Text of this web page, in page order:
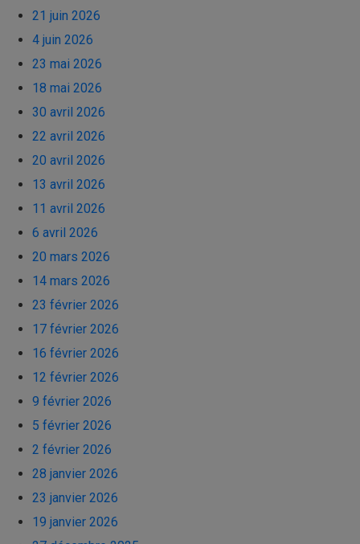
21 juin 2026
4 juin 2026
23 mai 2026
18 mai 2026
30 avril 2026
22 avril 2026
20 avril 2026
13 avril 2026
11 avril 2026
6 avril 2026
20 mars 2026
14 mars 2026
23 février 2026
17 février 2026
16 février 2026
12 février 2026
9 février 2026
5 février 2026
2 février 2026
28 janvier 2026
23 janvier 2026
19 janvier 2026